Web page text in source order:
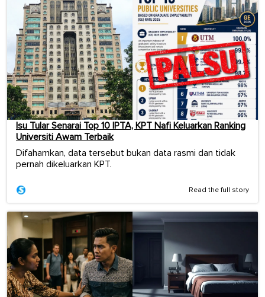
Isu Tular Senarai Top 10 IPTA, KPT Nafi Keluarkan Ranking
Universiti Awam Terbaik
Difahamkan, data tersebut bukan data rasmi dan tidak
pernah dikeluarkan KPT.
Read the full story